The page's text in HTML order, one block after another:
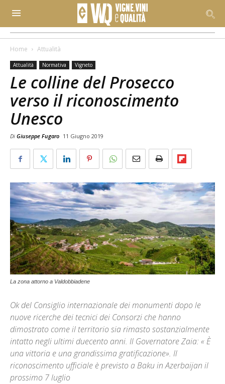
Home Attualità
Attualità Normativa Vigneto
Le colline del Prosecco
verso il riconoscimento
Unesco
Di Giuseppe Fugaro 11 Giugno 2019
La zona attorno a Valdobbiadene
Ok del Consiglio internazionale dei monumenti dopo le
nuove ricerche dei tecnici dei Consorzi che hanno
dimostrato come il territorio sia rimasto sostanzialmente
intatto negli ultimi duecento anni. Il Governatore Zaia: « È
una vittoria e una grandissima gratificazione». Il
riconoscimento ufficiale è previsto a Baku in Azerbaijan il
prossimo 7 luglio